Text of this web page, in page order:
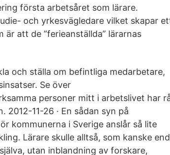
första arbetsåret som lärare.
och yrkesvägledare vilket skapar
att de ”ferieanställda” lärarnas
och ställa om befintliga medarbetare,
Se över
personer mitt i arbetslivet har
11-26 · En sådan syn på
kommunerna i Sverige anslår så lite
Lärare skulle alltså, som kanske
utan inblandning av forskare,